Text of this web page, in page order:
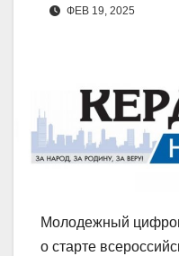
ФЕВ 19, 2025
Молодежный
о старте